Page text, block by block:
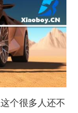
个很多人还不